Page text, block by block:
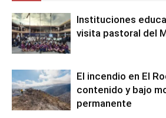
Instituciones
visita pastoral del
El incendio en El
contenido y bajo
permanente